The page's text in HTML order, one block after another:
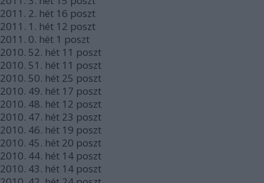
2011. 2. hét 16 poszt
2011. 1. hét 12 poszt
2011. 0. hét 1 poszt
2010. 52. hét 11 poszt
2010. 51. hét 11 poszt
2010. 50. hét 25 poszt
2010. 49. hét 17 poszt
2010. 48. hét 12 poszt
2010. 47. hét 23 poszt
2010. 46. hét 19 poszt
2010. 45. hét 20 poszt
2010. 44. hét 14 poszt
2010. 43. hét 14 poszt